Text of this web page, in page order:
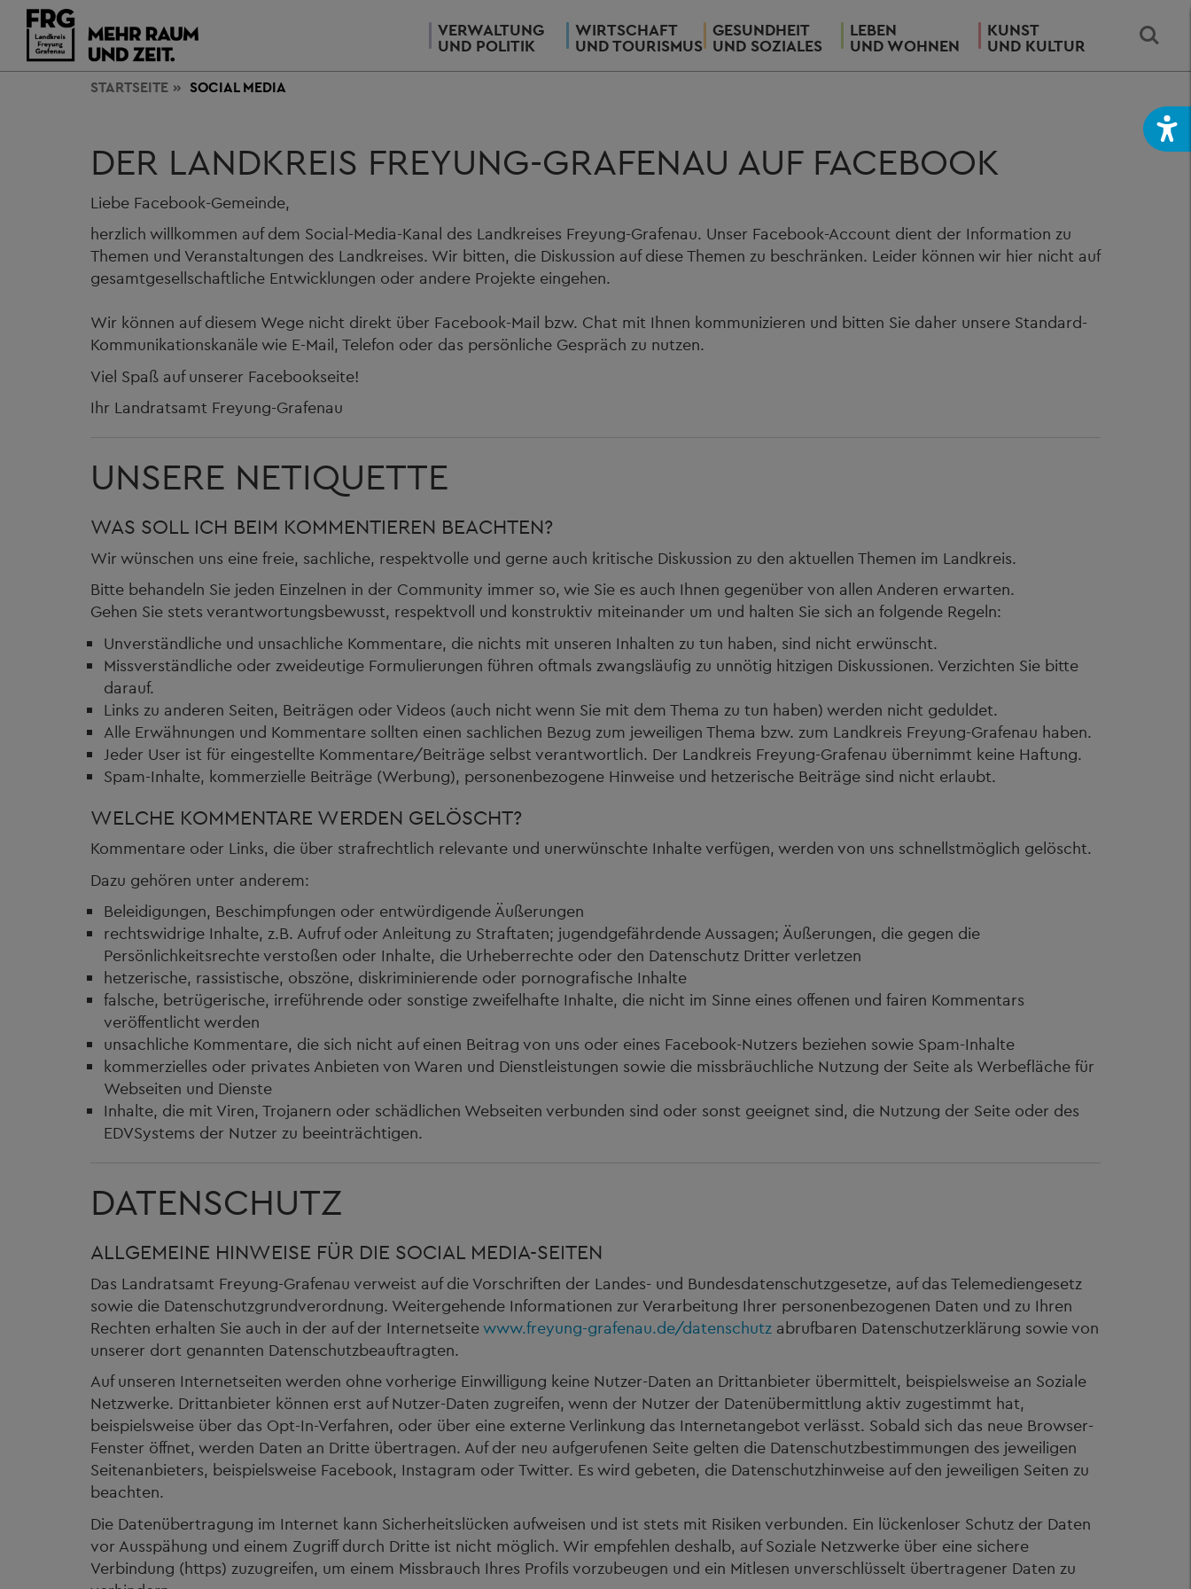
VERWALTUNG
UND POLITIK
WIRTSCHAFT
UND TOURISMUS
GESUNDHEIT
UND SOZIALES
LEBEN
UND WOHNEN
KUNST
UND KULTUR
STARTSEITE SOCIAL MEDIA
DER LANDKREIS FREYUNG-GRAFENAU AUF FACEBOOK
Liebe Facebook-Gemeinde,
herzlich willkommen auf dem Social-Media-Kanal des Landkreises Freyung-Grafenau. Unser Facebook-Account dient der Information zu
Themen und Veranstaltungen des Landkreises. Wir bitten, die Diskussion auf diese Themen zu beschränken. Leider können wir hier nicht auf
gesamtgesellschaftliche Entwicklungen oder andere Projekte eingehen.
Wir können auf diesem Wege nicht direkt über Facebook-Mail bzw. Chat mit Ihnen kommunizieren und bitten Sie daher unsere Standard-
Kommunikationskanäle wie E-Mail, Telefon oder das persönliche Gespräch zu nutzen.
Viel Spaß auf unserer Facebookseite!
Ihr Landratsamt Freyung-Grafenau
UNSERE NETIQUETTE
WAS SOLL ICH BEIM KOMMENTIEREN BEACHTEN?
Wir wünschen uns eine freie, sachliche, respektvolle und gerne auch kritische Diskussion zu den aktuellen Themen im Landkreis.
Bitte behandeln Sie jeden Einzelnen in der Community immer so, wie Sie es auch Ihnen gegenüber von allen Anderen erwarten.
Gehen Sie stets verantwortungsbewusst, respektvoll und konstruktiv miteinander um und halten Sie sich an folgende Regeln:
Unverständliche und unsachliche Kommentare, die nichts mit unseren Inhalten zu tun haben, sind nicht erwünscht.
Missverständliche oder zweideutige Formulierungen führen oftmals zwangsläufig zu unnötig hitzigen Diskussionen. Verzichten Sie bitte
darauf.
Links zu anderen Seiten, Beiträgen oder Videos (auch nicht wenn Sie mit dem Thema zu tun haben) werden nicht geduldet.
Alle Erwähnungen und Kommentare sollten einen sachlichen Bezug zum jeweiligen Thema bzw. zum Landkreis Freyung-Grafenau haben.
Jeder User ist für eingestellte Kommentare/Beiträge selbst verantwortlich. Der Landkreis Freyung-Grafenau übernimmt keine Haftung.
Spam-Inhalte, kommerzielle Beiträge (Werbung), personenbezogene Hinweise und hetzerische Beiträge sind nicht erlaubt.
WELCHE KOMMENTARE WERDEN GELÖSCHT?
Kommentare oder Links, die über strafrechtlich relevante und unerwünschte Inhalte verfügen, werden von uns schnellstmöglich gelöscht.
Dazu gehören unter anderem:
Beleidigungen, Beschimpfungen oder entwürdigende Äußerungen
rechtswidrige Inhalte, z.B. Aufruf oder Anleitung zu Straftaten; jugendgefährdende Aussagen; Äußerungen, die gegen die
Persönlichkeitsrechte verstoßen oder Inhalte, die Urheberrechte oder den Datenschutz Dritter verletzen
hetzerische, rassistische, obszöne, diskriminierende oder pornografische Inhalte
falsche, betrügerische, irreführende oder sonstige zweifelhafte Inhalte, die nicht im Sinne eines offenen und fairen Kommentars
veröffentlicht werden
unsachliche Kommentare, die sich nicht auf einen Beitrag von uns oder eines Facebook-Nutzers beziehen sowie Spam-Inhalte
kommerzielles oder privates Anbieten von Waren und Dienstleistungen sowie die missbräuchliche Nutzung der Seite als Werbefläche für
Webseiten und Dienste
Inhalte, die mit Viren, Trojanern oder schädlichen Webseiten verbunden sind oder sonst geeignet sind, die Nutzung der Seite oder des
EDVSystems der Nutzer zu beeinträchtigen.
DATENSCHUTZ
ALLGEMEINE HINWEISE FÜR DIE SOCIAL MEDIA-SEITEN
Das Landratsamt Freyung-Grafenau verweist auf die Vorschriften der Landes- und Bundesdatenschutzgesetze, auf das Telemediengesetz
sowie die Datenschutzgrundverordnung. Weitergehende Informationen zur Verarbeitung Ihrer personenbezogenen Daten und zu Ihren
Rechten erhalten Sie auch in der auf der Internetseitewww.freyung-grafenau.de/datenschutz abrufbaren Datenschutzerklärung sowie von
unserer dort genannten Datenschutzbeauftragten.
Auf unseren Internetseiten werden ohne vorherige Einwilligung keine Nutzer-Daten an Drittanbieter übermittelt, beispielsweise an Soziale
Netzwerke. Drittanbieter können erst auf Nutzer-Daten zugreifen, wenn der Nutzer der Datenübermittlung aktiv zugestimmt hat,
beispielsweise über das Opt-In-Verfahren, oder über eine externe Verlinkung das Internetangebot verlässt. Sobald sich das neue Browser-
Fenster öffnet, werden Daten an Dritte übertragen. Auf der neu aufgerufenen Seite gelten die Datenschutzbestimmungen des jeweiligen
Seitenanbieters, beispielsweise Facebook, Instagram oder Twitter. Es wird gebeten, die Datenschutzhinweise auf den jeweiligen Seiten zu
beachten.
Die Datenübertragung im Internet kann Sicherheitslücken aufweisen und ist stets mit Risiken verbunden. Ein lückenloser Schutz der Daten
vor Ausspähung und einem Zugriff durch Dritte ist nicht möglich. Wir empfehlen deshalb, auf Soziale Netzwerke über eine sichere
Verbindung (https) zuzugreifen, um einem Missbrauch Ihres Profils vorzubeugen und ein Mitlesen unverschlüsselt übertragener Daten zu